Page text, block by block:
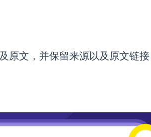
原文，并保留来源以及原文链